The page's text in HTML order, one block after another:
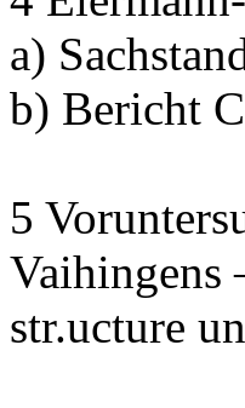
a)
b) Bericht
5
Vaihingens
str.ucture